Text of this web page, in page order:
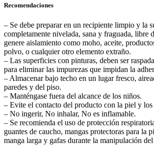
Recomendaciones
– Se debe preparar en un recipiente limpio y la
completamente nivelada, sana y fraguada, libre
genere aislamiento como moho, aceite,
polvo, o cualquier otro elemento extraño.
– Las superficies con pinturas, deben ser
para eliminar las impurezas que impidan la
– Almacenar bajo techo en un lugar fresco,
paredes y del piso.
– Manténgase fuera del alcance de los niños.
– Evite el contacto del producto con la piel y los
– No ingerir, No inhalar, No es inflamable.
– Se recomienda el uso de protección
guantes de caucho, mangas protectoras para la
manga larga y gafas durante la manipulación